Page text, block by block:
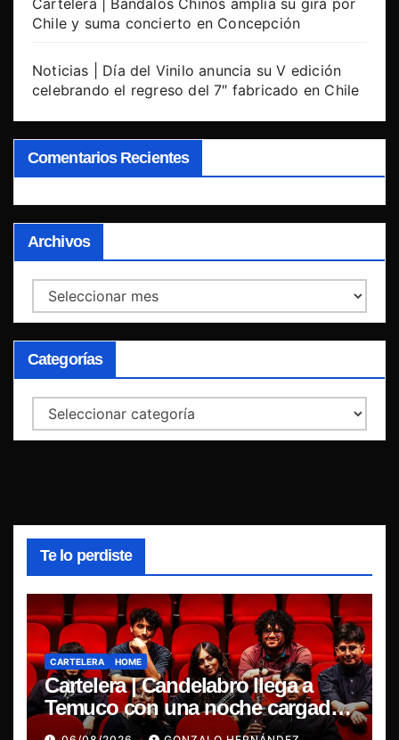
Chile y suma concierto en Concepción
Noticias | Día del Vinilo anuncia su V edición
celebrando el regreso del 7″ fabricado en Chile
Comentarios Recientes
Archivos
Archivos
Categorías
Categorías
Te lo perdiste
CARTELERA HOME
Cartelera | Candelabro llega a
Temuco con una noche cargada
de indie